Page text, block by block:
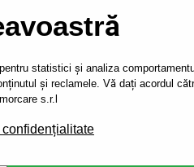
statistici și analiza
și reclamele. Vă dați acordul
s.r.l
confidențialitate
pentru